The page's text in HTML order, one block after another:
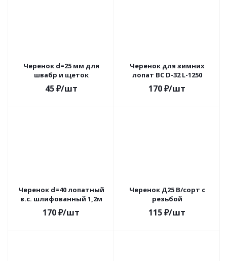
Черенок d=25 мм для
швабр и щеток
45₽/шт
Черенок для зимних
лопат ВС D-32 L-1250
170₽/шт
Черенок d=40 лопатный
в.с. шлифованный 1,2м
170₽/шт
Черенок Д25 В/сорт с
резьбой
115₽/шт